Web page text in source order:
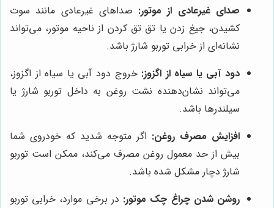
صدای غیرعادی از موتور: صداهای غیرعادی مانند سوت
کشیدن، جیغ زدن یا تق تق کردن از ناحیه موتور، می‌تواند
نشانه‌ای از خرابی توربو شارژ باشد.
دود آبی یا سیاه از اگزوز: خروج دود آبی یا سیاه از اگزوز،
می‌تواند نشان‌دهنده نشت روغن به داخل توربو شارژ یا
سیلندرها باشد.
افزایش مصرف روغن: اگر متوجه شدید که خودروی شما
بیش از حد معمول روغن مصرف می‌کند، ممکن است توربو
شارژ دچار مشکل شده باشد.
روشن شدن چراغ چک موتور: در برخی موارد، خرابی توربو